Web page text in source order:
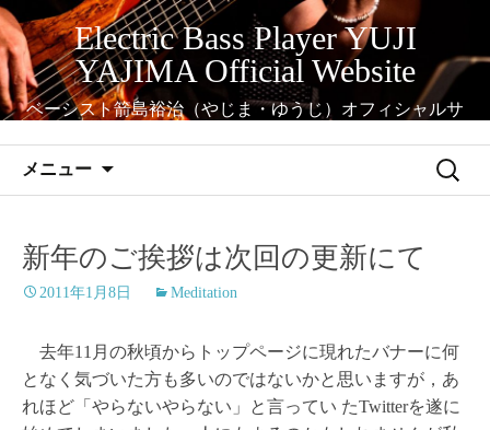
コ
ン
テ
ン
ツ
へ
Electric Bass Player YUJI
YAJIMA Official Website
ベーシスト箭島裕治（やじま・ゆうじ）オフィシャルサ
メニュー
検
新年のご挨拶は次回の更新にて
2011年1月8日 Meditation
去年11月の秋頃からトップページに現れたバナーに何
となく気づいた方も多いのではないかと思いますが，あ
れほど「やらないやらない」と言ってい たTwitterを遂に